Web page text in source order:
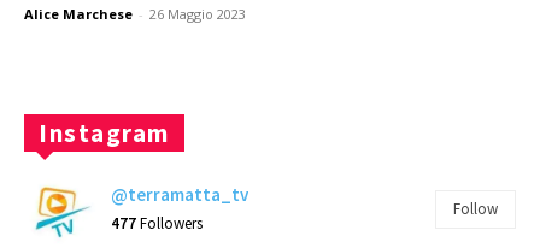
Alice Marchese - 26 Maggio 2023
Instagram
@terramatta_tv
477Followers
Follow